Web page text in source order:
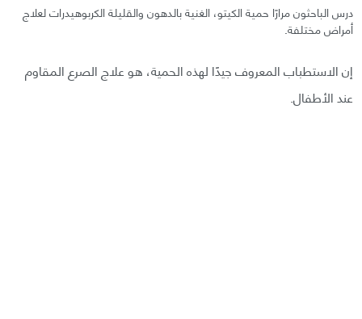
درس الباحثون مرارًا حمية الكيتو، الغنية بالدهون والقليلة الكربوهيدرات لعلاج
أمراض مختلفة.
إن الاستطباب المعروف جيدًا لهذه الحمية، هو علاج الصرع المقاوم
عند الأطفال.